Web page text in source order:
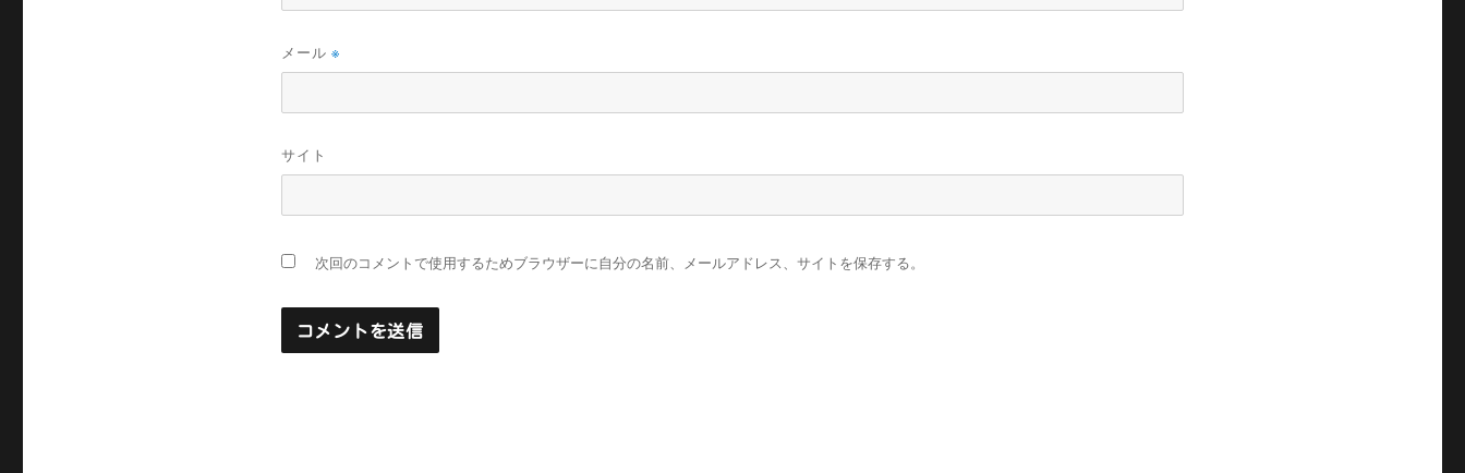
メール ※
サイト
次回のコメントで使用するためブラウザーに自分の名前、メールアドレス、サイトを保存する。